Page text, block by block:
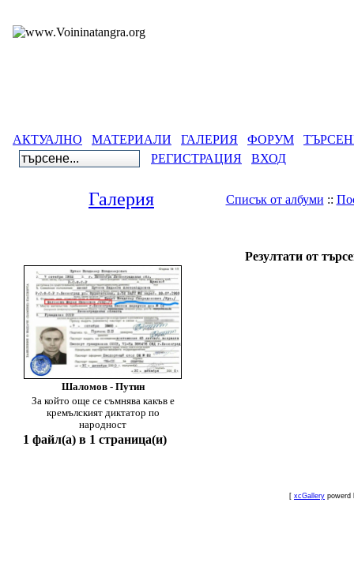
АКТУАЛНО МАТЕРИАЛИ ГАЛЕРИЯ ФОРУМ
РЕГИСТРАЦИЯ
ВХОД
Галерия Списък от албуми ::
Резултати от
Шаломов - Путин
За който още се съмнява какъв е
кремълският диктатор по
народност
1 файл(а) в 1 страница(и)
[ xcGallery